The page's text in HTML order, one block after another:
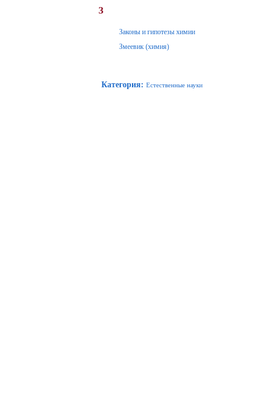
З
Законы и гипотезы химии
Змеевик (химия)
Категория: Естественные науки